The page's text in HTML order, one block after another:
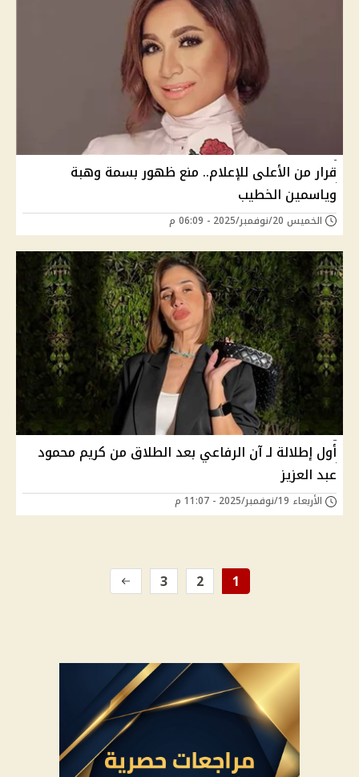
قرار من الأعلى للإعلام.. منع ظهور بسمة وهبة
وياسمين الخطيب
الخميس 20/نوفمبر/2025 - 06:09 م
أول إطلالة لـ آن الرفاعي بعد الطلاق من كريم محمود
عبد العزيز
الأربعاء 19/نوفمبر/2025 - 11:07 م
1
2
3